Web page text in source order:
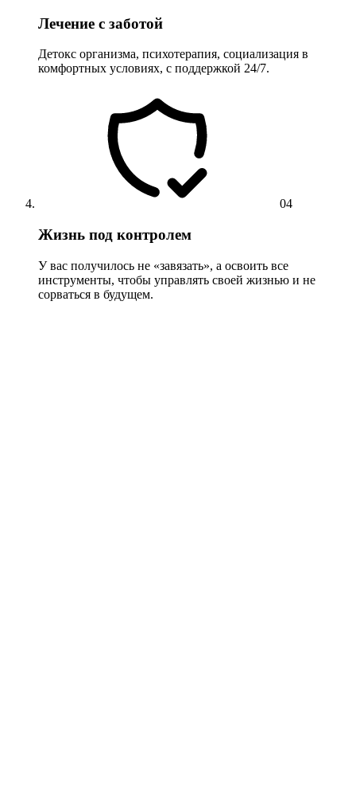
Лечение с заботой
Детокс организма, психотерапия, социализация в
комфортных условиях, с поддержкой 24/7.
04
Жизнь под контролем
У вас получилось не «завязать», а освоить все
инструменты, чтобы управлять своей жизнью и не
сорваться в будущем.